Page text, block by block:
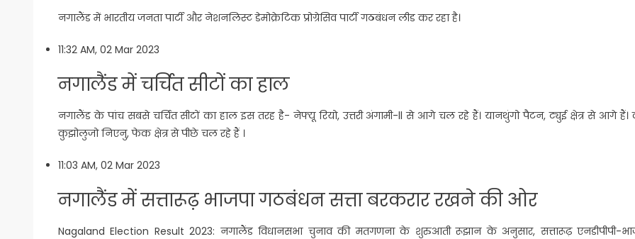
नगालैंड में भारतीय जनता पार्टी और नेशनलिस्ट डेमोक्रेटिक प्रोग्रेसिव पार्टी गठबंधन लीड कर रहा है।
11:32 AM, 02 Mar 2023
नगालैंड में चर्चित सीटों का हाल
नगालैंड के पांच सबसे चर्चित सीटों का हाल इस तरह है- नेफ्यू रियो, उत्तरी अंगामी-ll से आगे चल रहे हैं। यानथुंगो पैटन, ट्युई क्षेत्र से आगे हैं।
कुझोलुजो निएनु, फेक क्षेत्र से पीछे चल रहे हैं ।
11:03 AM, 02 Mar 2023
नगालैंड में सत्तारूढ़ भाजपा गठबंधन सत्ता बरकरार रखने की ओर
Nagaland Election Result 2023: नगालैंड विधानसभा चुनाव की मतगणना के शुरुआती रूझान के अनुसार, सत्तारूढ़ एनडीपीपी-